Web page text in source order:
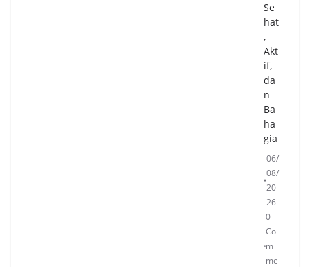
Se
hat
,
Akt
if,
da
n
Ba
ha
gia
06/
08/
20
26
0
Co
m
me